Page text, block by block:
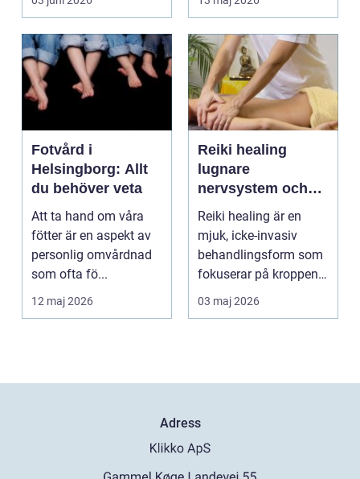
om alkohol, narkoti...
Fotvård i
Helsingborg: Allt
du behöver veta
Att ta hand om våra
fötter är en aspekt av
personlig omvårdnad
som ofta fö...
12 maj 2026
Reiki healing
lugnare
nervsystem och
djupare
återhämtning
Reiki healing är en
mjuk, icke-invasiv
behandlingsform som
fokuserar på kroppens
egen förmåga att lä...
03 maj 2026
Adress